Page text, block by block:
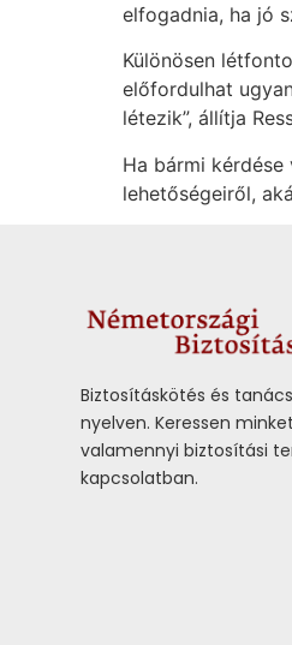
elfogadnia, ha jó
Különösen
előfordulhat
létezik”, állítja
Ha bármi kérdése
lehetőségeiről,
Biztosításkötés és
nyelven.Keressen
valamennyi biztosítási
kapcsolatban.